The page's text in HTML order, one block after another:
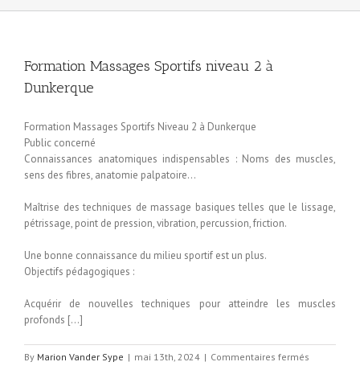
Formation Massages Sportifs niveau 2 à
Dunkerque
Formation Massages Sportifs Niveau 2 à Dunkerque
Public concerné
Connaissances anatomiques indispensables : Noms des muscles,
sens des fibres, anatomie palpatoire…
Maîtrise des techniques de massage basiques telles que le lissage,
pétrissage, point de pression, vibration, percussion, friction.
Une bonne connaissance du milieu sportif est un plus.
Objectifs pédagogiques :
Acquérir de nouvelles techniques pour atteindre les muscles
profonds […]
By Marion Vander Sype | mai 13th, 2024 | Commentaires fermés